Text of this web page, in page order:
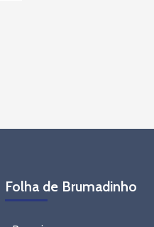
Folha de Brumadinho